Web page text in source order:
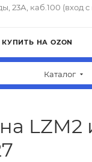
23А, каб.100 (вход
КУПИТЬ НА OZON
Каталог
LZM2